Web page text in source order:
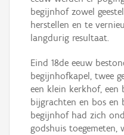
begijnhof zowel
herstellen en te
langdurig resultaat.
Eind 18de eeuw
begijnhofkapel, twee
een klein kerkhof,
bijgrachten en bos en
begijnhof had zich
godshuis